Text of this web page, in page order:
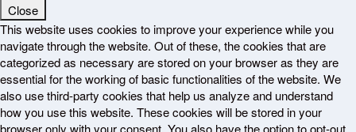
Close
This website uses cookies to improve your experience while you
navigate through the website. Out of these, the cookies that are
categorized as necessary are stored on your browser as they are
essential for the working of basic functionalities of the website. We
also use third-party cookies that help us analyze and understand
how you use this website. These cookies will be stored in your
browser only with your consent. You also have the option to opt-out